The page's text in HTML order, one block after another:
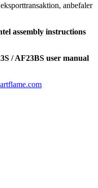
anbefaler
assembly instructions
/ AF23BS user manual